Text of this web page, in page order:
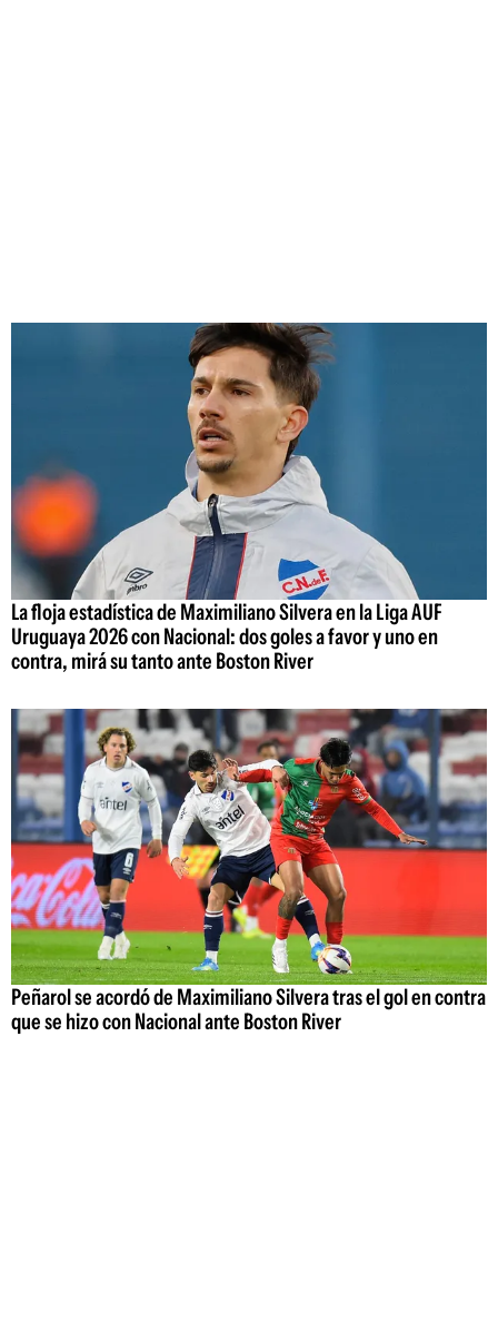
La floja estadística de Maximiliano Silvera en la Liga AUF
Uruguaya 2026 con Nacional: dos goles a favor y uno en
contra, mirá su tanto ante Boston River
Peñarol se acordó de Maximiliano Silvera tras el gol en contra
que se hizo con Nacional ante Boston River